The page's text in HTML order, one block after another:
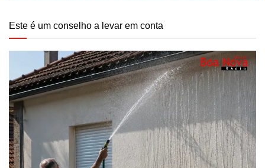
Este é um conselho a levar em conta